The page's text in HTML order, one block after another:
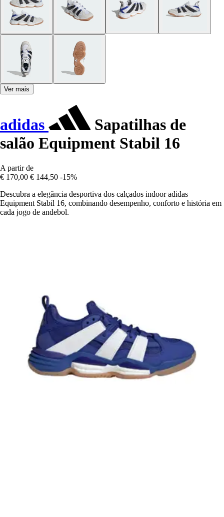
Ver mais
adidas
Sapatilhas de
salão Equipment Stabil 16
A partir de
€ 170,00 € 144,50 -15%
Descubra a elegância desportiva dos calçados indoor adidas
Equipment Stabil 16, combinando desempenho, conforto e história em
cada jogo de andebol.